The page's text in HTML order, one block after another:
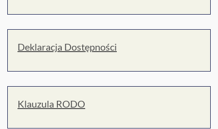
Deklaracja Dostępności
Klauzula RODO